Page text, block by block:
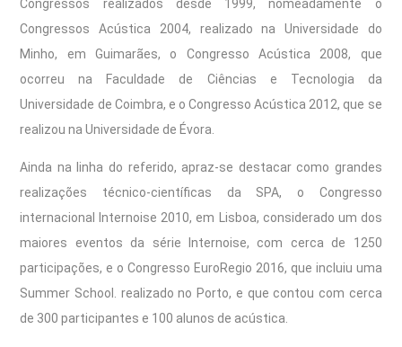
Congressos realizados desde 1999, nomeadamente o
Congressos Acústica 2004, realizado na Universidade do
Minho, em Guimarães, o Congresso Acústica 2008, que
ocorreu na Faculdade de Ciências e Tecnologia da
Universidade de Coimbra, e o Congresso Acústica 2012, que se
realizou na Universidade de Évora.
Ainda na linha do referido, apraz-se destacar como grandes
realizações técnico-científicas da SPA, o Congresso
internacional Internoise 2010, em Lisboa, considerado um dos
maiores eventos da série Internoise, com cerca de 1250
participações, e o Congresso EuroRegio 2016, que incluiu uma
Summer School. realizado no Porto, e que contou com cerca
de 300 participantes e 100 alunos de acústica.